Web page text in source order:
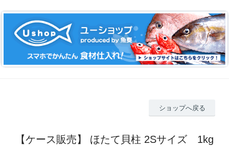
ショップへ戻る
【ケース販売】 ほたて貝柱 2Sサイズ 1kg